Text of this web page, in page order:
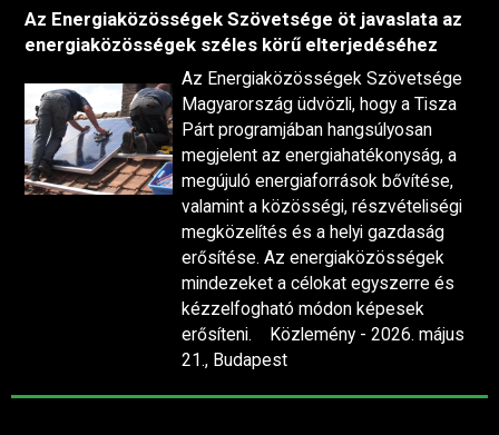
Az Energiaközösségek Szövetsége öt javaslata az
energiaközösségek széles körű elterjedéséhez
Az Energiaközösségek Szövetsége
Magyarország üdvözli, hogy a Tisza
Párt programjában hangsúlyosan
megjelent az energiahatékonyság, a
megújuló energiaforrások bővítése,
valamint a közösségi, részvételiségi
megközelítés és a helyi gazdaság
erősítése. Az energiaközösségek
mindezeket a célokat egyszerre és
kézzelfogható módon képesek
erősíteni. Közlemény - 2026. május
21., Budapest